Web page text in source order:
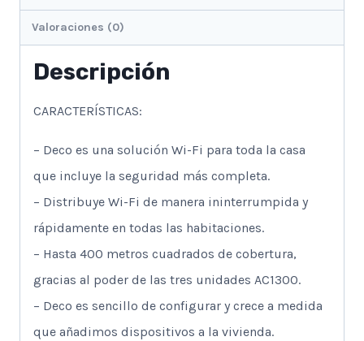
Valoraciones (0)
Descripción
CARACTERÍSTICAS:
– Deco es una solución Wi-Fi para toda la casa
que incluye la seguridad más completa.
– Distribuye Wi-Fi de manera ininterrumpida y
rápidamente en todas las habitaciones.
– Hasta 400 metros cuadrados de cobertura,
gracias al poder de las tres unidades AC1300.
– Deco es sencillo de configurar y crece a medida
que añadimos dispositivos a la vivienda.